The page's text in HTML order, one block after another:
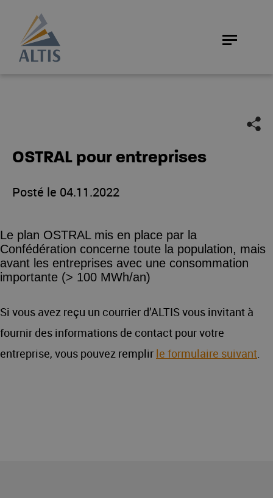
OSTRAL pour entreprises
Posté le 04.11.2022
Le plan OSTRAL mis en place par la
Confédération concerne toute la population, mais
avant les entreprises avec une consommation
importante (> 100 MWh/an)
Si vous avez reçu un courrier d’ALTIS vous invitant à
fournir des informations de contact pour votre
entreprise, vous pouvez remplir le formulaire suivant.